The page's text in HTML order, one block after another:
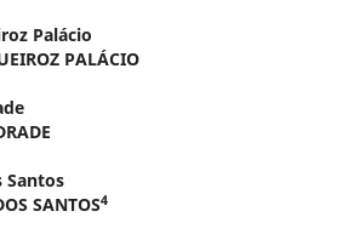
Palácio
PALÁCIO
Santos
SANTOS4